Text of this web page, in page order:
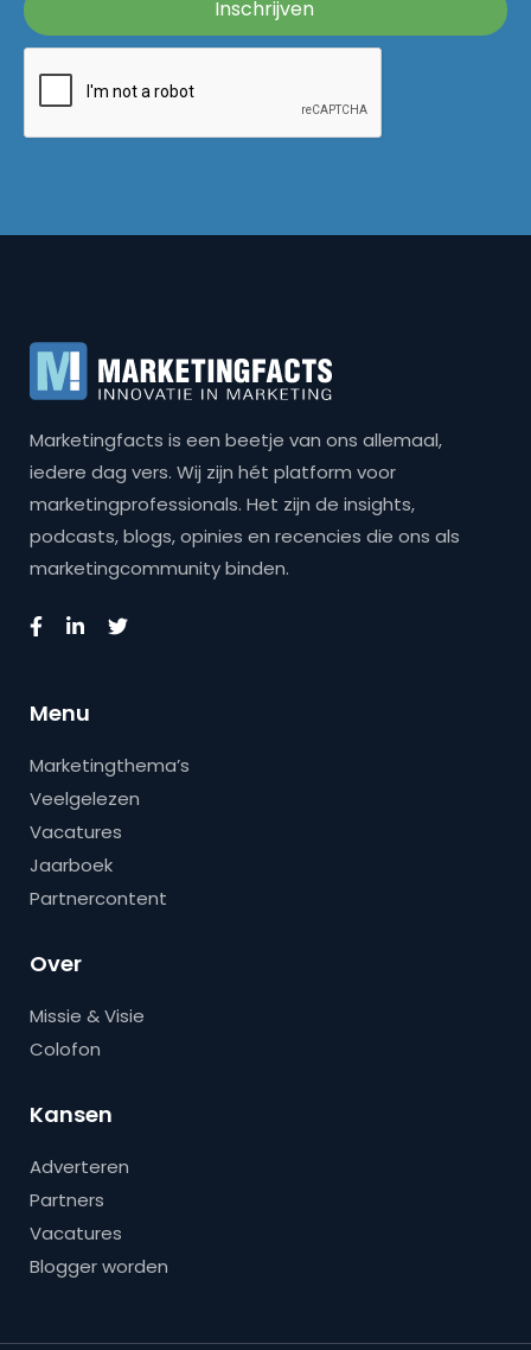
Marketingfacts is een beetje van ons allemaal,
iedere dag vers. Wij zijn hét platform voor
marketingprofessionals. Het zijn de insights,
podcasts, blogs, opinies en recencies die ons als
marketingcommunity binden.
Menu
Marketingthema’s
Veelgelezen
Vacatures
Jaarboek
Partnercontent
Over
Missie & Visie
Colofon
Kansen
Adverteren
Partners
Vacatures
Blogger worden